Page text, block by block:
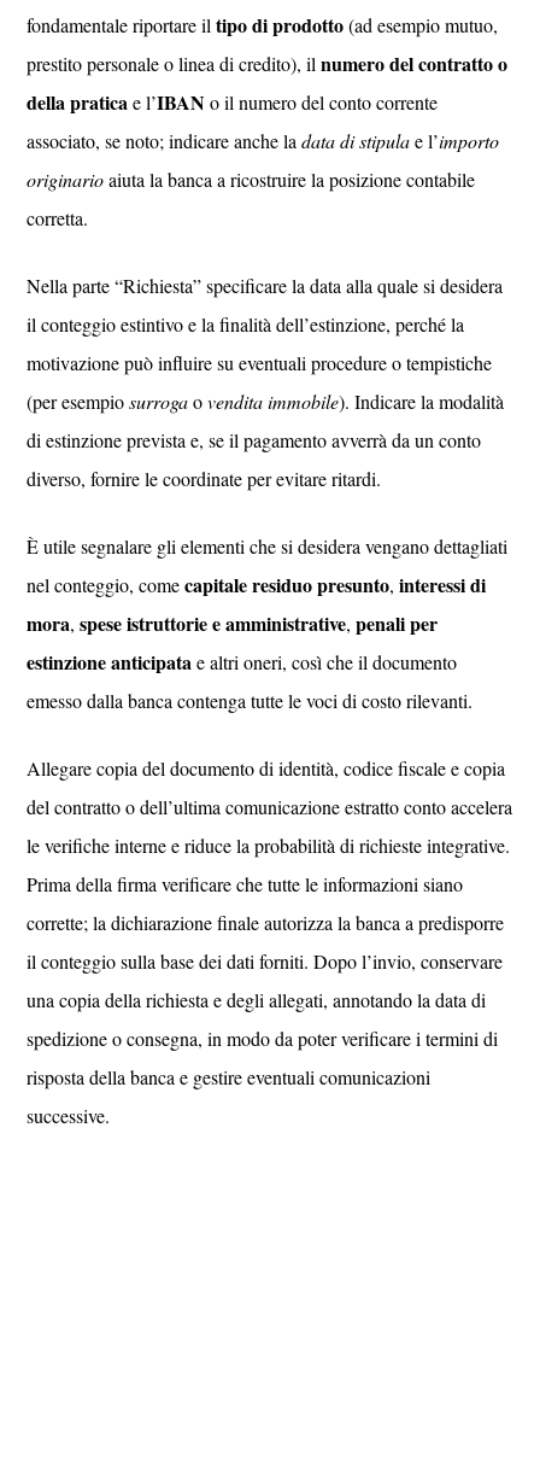
fondamentale riportare iltipo di prodotto(ad esempio mutuo,
prestito personale o linea di credito), ilnumero del contratto o
della praticae l’IBANo il numero del conto corrente
associato, se noto; indicare anche ladata di stipulae l’importo
originarioaiuta la banca a ricostruire la posizione contabile
corretta.
Nella parte “Richiesta” specificare la data alla quale si desidera
il conteggio estintivo e la finalità dell’estinzione, perché la
motivazione può influire su eventuali procedure o tempistiche
(per esempiosurrogaovendita immobile). Indicare la modalità
di estinzione prevista e, se il pagamento avverrà da un conto
diverso, fornire le coordinate per evitare ritardi.
È utile segnalare gli elementi che si desidera vengano dettagliati
nel conteggio, comecapitale residuo presunto,interessi di
mora,spese istruttorie e amministrative,penali per
estinzione anticipatae altri oneri, così che il documento
emesso dalla banca contenga tutte le voci di costo rilevanti.
Allegare copia del documento di identità, codice fiscale e copia
del contratto o dell’ultima comunicazione estratto conto accelera
le verifiche interne e riduce la probabilità di richieste integrative.
Prima della firma verificare che tutte le informazioni siano
corrette; la dichiarazione finale autorizza la banca a predisporre
il conteggio sulla base dei dati forniti. Dopo l’invio, conservare
una copia della richiesta e degli allegati, annotando la data di
spedizione o consegna, in modo da poter verificare i termini di
risposta della banca e gestire eventuali comunicazioni
successive.